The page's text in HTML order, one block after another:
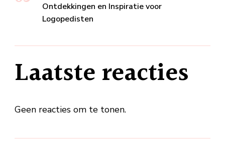
Ontdekkingen en Inspiratie voor
Logopedisten
Laatste reacties
Geen reacties om te tonen.